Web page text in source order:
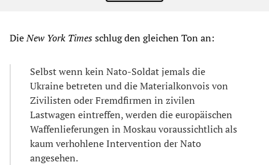
DieNew York Timesschlug den gleichen Ton an:
Selbst wenn kein Nato-Soldat jemals die
Ukraine betreten und die Materialkonvois von
Zivilisten oder Fremdfirmen in zivilen
Lastwagen eintreffen, werden die europäischen
Waffenlieferungen in Moskau voraussichtlich als
kaum verhohlene Intervention der Nato
angesehen.